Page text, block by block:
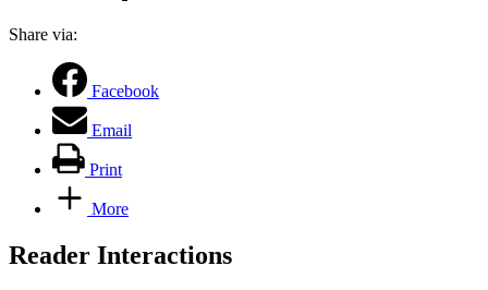
Share via:
Facebook
Email
Print
More
Reader Interactions